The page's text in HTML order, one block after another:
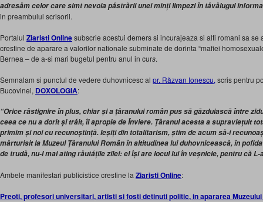
adresăm celor care simt nevoia păstrării unei minți limpezi în tăvălugul
in preambulul scrisorii.
Portalul Ziaristi Onlinesubscrie acestui demers si incurajeaza si alti romani sa
crestine de aparare a valorilor nationale subminate de dorinta “mafiei
Bernea – de a-si mari bugetul pentru anul in curs.
Semnalam si punctul de vedere duhovnicesc al pr. Răzvan Ionescu, scris pentru
Bucovinei, DOXOLOGIA:
“Orice răstignire în plus, chiar și a țăranului român pus să găzduiască între
ceea ce nu a dorit și trăit, îl apropie de Înviere. Țăranul acesta a supraviețuit
primim și noi cu recunoștință. Ieșiți din totalitarism, știm de acum să-i
mărturisit la Muzeul Țăranului Român în altitudinea lui duhovnicească, în
de trudă, nu-l mai ating răutățile zilei: el își are locul lui în veșnicie, pentru că
Ambele manifestari publicistice crestine la Ziaristi Online:
Preoti, profesori universitari, artisti si fosti detinuti politic, in apararea